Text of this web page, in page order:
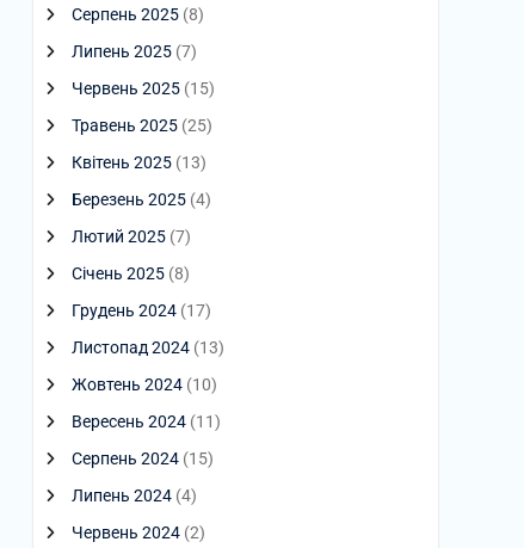
Серпень 2025 (8)
Липень 2025 (7)
Червень 2025 (15)
Травень 2025 (25)
Квітень 2025 (13)
Березень 2025 (4)
Лютий 2025 (7)
Січень 2025 (8)
Грудень 2024 (17)
Листопад 2024 (13)
Жовтень 2024 (10)
Вересень 2024 (11)
Серпень 2024 (15)
Липень 2024 (4)
Червень 2024 (2)